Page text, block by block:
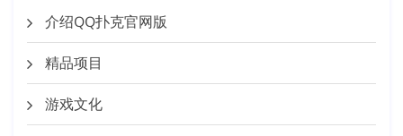
介绍QQ扑克官网版
精品项目
游戏文化